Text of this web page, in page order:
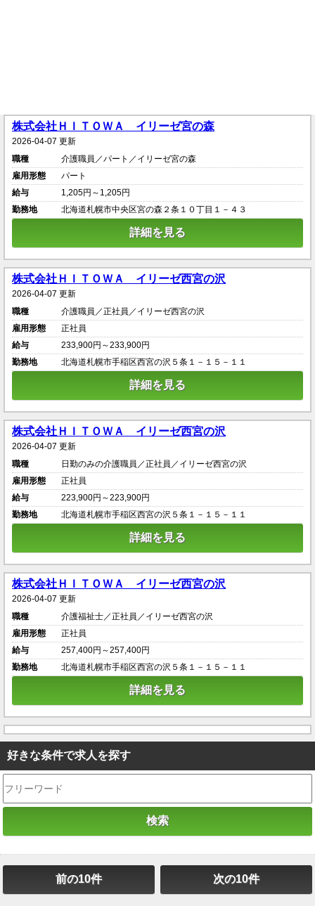
株式会社ＨＩＴＯＷＡ イリーゼ宮の森
2026-04-07 更新
職種
介護職員／パート／イリーゼ宮の森
雇用形態
パート
給与
1,205円～1,205円
勤務地
北海道札幌市中央区宮の森２条１０丁目１－４３
詳細を見る
株式会社ＨＩＴＯＷＡ イリーゼ西宮の沢
2026-04-07 更新
職種
介護職員／正社員／イリーゼ西宮の沢
雇用形態
正社員
給与
233,900円～233,900円
勤務地
北海道札幌市手稲区西宮の沢５条１－１５－１１
詳細を見る
株式会社ＨＩＴＯＷＡ イリーゼ西宮の沢
2026-04-07 更新
職種
日勤のみの介護職員／正社員／イリーゼ西宮の沢
雇用形態
正社員
給与
223,900円～223,900円
勤務地
北海道札幌市手稲区西宮の沢５条１－１５－１１
詳細を見る
株式会社ＨＩＴＯＷＡ イリーゼ西宮の沢
2026-04-07 更新
職種
介護福祉士／正社員／イリーゼ西宮の沢
雇用形態
正社員
給与
257,400円～257,400円
勤務地
北海道札幌市手稲区西宮の沢５条１－１５－１１
詳細を見る
好きな条件で求人を探す
前の10件 次の10件